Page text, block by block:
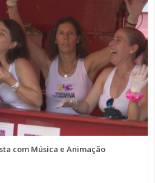
com Música e Animação